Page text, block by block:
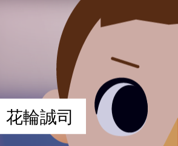
会社概要
業務一覧
花輪誠司